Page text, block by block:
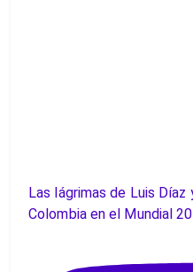
Las lágrimas de Luis
Colombia en el Mundial